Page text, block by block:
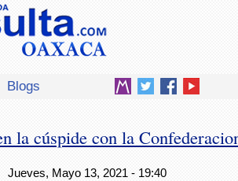
Blogs
la cúspide con la
Jueves, Mayo 13, 2021 - 19:40